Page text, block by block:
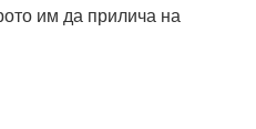
им да прилича на